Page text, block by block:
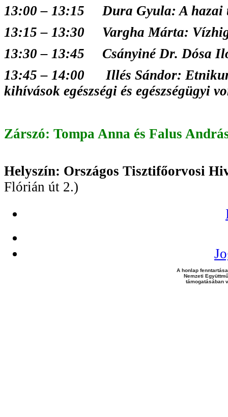
13:00– 13:15 Dura Gyula: A hazai
13:15 – 13:30 Vargha Márta:
13:30– 13:45 Csányiné Dr. Dósa
13:45– 14:00 Illés Sándor:
kihívások egészségi és egészségügyi
Zárszó: Tompa Anna és Falus
Helyszín: Országos Tisztifőorvosi
Flórián út 2.)
A honlap
Nemzeti
támogatásában